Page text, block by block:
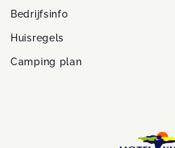
Bedrijfsinfo
Huisregels
Camping plan